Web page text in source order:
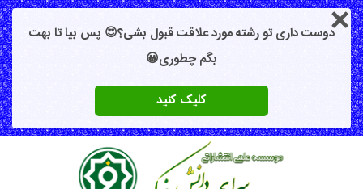
دوست داری تو رشته مورد علاقت قبول بشی؟😍 پس بیا تا بهت
بگم چطوری😀
کلیک کنید